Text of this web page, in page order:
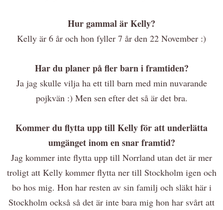
Hur gammal är Kelly?
Kelly är 6 år och hon fyller 7 år den 22 November :)
Har du planer på fler barn i framtiden?
Ja jag skulle vilja ha ett till barn med min nuvarande
pojkvän :) Men sen efter det så är det bra.
Kommer du flytta upp till Kelly för att underlätta
umgänget inom en snar framtid?
Jag kommer inte flytta upp till Norrland utan det är mer
troligt att Kelly kommer flytta ner till Stockholm igen och
bo hos mig. Hon har resten av sin familj och släkt här i
Stockholm också så det är inte bara mig hon har svårt att